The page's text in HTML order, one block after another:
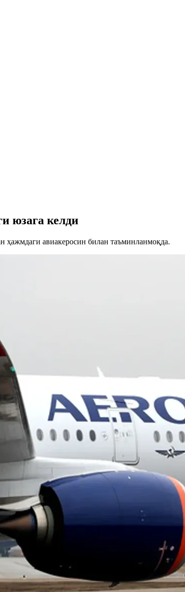
юзага келди
ҳажмдаги авиакеросин билан таъминланмоқда.